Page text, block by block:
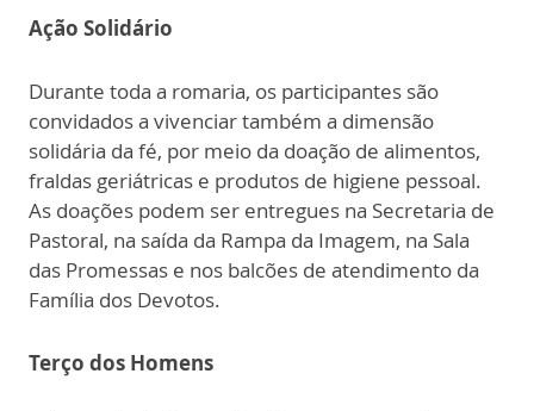
Ação Solidário
Durante toda a romaria, os participantes são
convidados a vivenciar também a dimensão
solidária da fé, por meio da doação de alimentos,
fraldas geriátricas e produtos de higiene pessoal.
As doações podem ser entregues na Secretaria de
Pastoral, na saída da Rampa da Imagem, na Sala
das Promessas e nos balcões de atendimento da
Família dos Devotos.
Terço dos Homens